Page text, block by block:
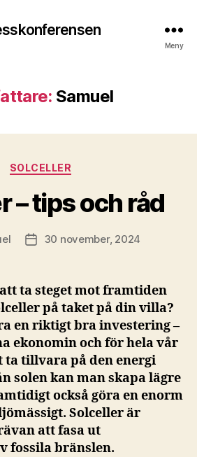
Meny
Samuel
Kategorier
SOLCELLER
– tips och råd
Inläggsdatum
30 november, 2024
ta steget mot framtiden
på taket på din villa?
en riktigt bra investering –
ekonomin och för hela vår
ta tillvara på den energi
solen kan man skapa lägre
också göra en enorm
Solceller är
att fasa ut
fossila bränslen.